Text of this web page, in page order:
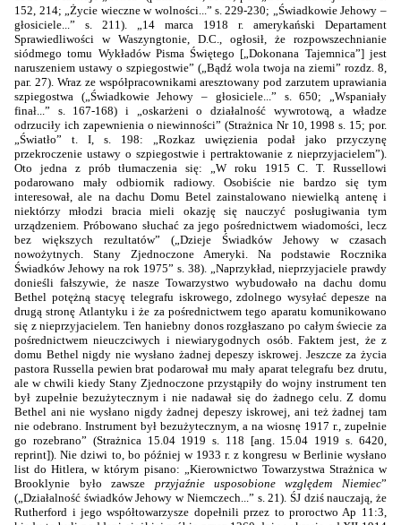
152, 214; „Życie wieczne w wolności...” s. 229-230; „Świadkowie Jehowy –
głosiciele...” s. 211). „14 marca 1918 r. amerykański Departament
Sprawiedliwości w Waszyngtonie, D.C., ogłosił, że rozpowszechnianie
siódmego tomu Wykładów Pisma Świętego [„Dokonana Tajemnica”] jest
naruszeniem ustawy o szpiegostwie” („Bądź wola twoja na ziemi” rozdz. 8,
par. 27). Wraz ze współpracownikami aresztowany pod zarzutem uprawiania
szpiegostwa („Świadkowie Jehowy – głosiciele...” s. 650; „Wspaniały
finał...” s. 167-168) i „oskarżeni o działalność wywrotową, a władze
odrzuciły ich zapewnienia o niewinności” (Strażnica Nr 10, 1998 s. 15; por.
„Światło” t. I, s. 198: „Rozkaz uwięzienia podał jako przyczynę
przekroczenie ustawy o szpiegostwie i pertraktowanie z nieprzyjacielem”).
Oto jedna z prób tłumaczenia się: „W roku 1915 C. T. Russellowi
podarowano mały odbiornik radiowy. Osobiście nie bardzo się tym
interesował, ale na dachu Domu Betel zainstalowano niewielką antenę i
niektórzy młodzi bracia mieli okazję się nauczyć posługiwania tym
urządzeniem. Próbowano słuchać za jego pośrednictwem wiadomości, lecz
bez większych rezultatów” („Dzieje Świadków Jehowy w czasach
nowożytnych. Stany Zjednoczone Ameryki. Na podstawie Rocznika
Świadków Jehowy na rok 1975” s. 38). „Naprzykład, nieprzyjaciele prawdy
donieśli fałszywie, że nasze Towarzystwo wybudowało na dachu domu
Bethel potężną stacyę telegrafu iskrowego, zdolnego wysyłać depesze na
drugą stronę Atlantyku i że za pośrednictwem tego aparatu komunikowano
się z nieprzyjacielem. Ten haniebny donos rozgłaszano po całym świecie za
pośrednictwem nieuczciwych i niewiarygodnych osób. Faktem jest, że z
domu Bethel nigdy nie wysłano żadnej depeszy iskrowej. Jeszcze za życia
pastora Russella pewien brat podarował mu mały aparat telegrafu bez drutu,
ale w chwili kiedy Stany Zjednoczone przystąpiły do wojny instrument ten
był zupełnie bezużytecznym i nie nadawał się do żadnego celu. Z domu
Bethel ani nie wysłano nigdy żadnej depeszy iskrowej, ani też żadnej tam
nie odebrano. Instrument był bezużytecznym, a na wiosnę 1917 r., zupełnie
go rozebrano” (Strażnica 15.04 1919 s. 118 [ang. 15.04 1919 s. 6420,
reprint]). Nie dziwi to, bo później w 1933 r. z kongresu w Berlinie wysłano
list do Hitlera, w którym pisano: „Kierownictwo Towarzystwa Strażnica w
Brooklynie było zawsze przyjaźnie usposobione względem Niemiec”
(„Działalność świadków Jehowy w Niemczech...” s. 21). ŚJ dziś nauczają, że
Rutherford i jego współtowarzysze dopełnili przez to proroctwo Ap 11:3,